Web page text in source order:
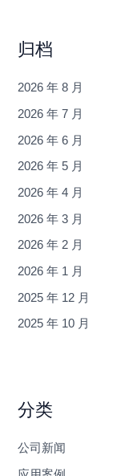
归档
2026 年 8 月
2026 年 7 月
2026 年 6 月
2026 年 5 月
2026 年 4 月
2026 年 3 月
2026 年 2 月
2026 年 1 月
2025 年 12 月
2025 年 10 月
分类
公司新闻